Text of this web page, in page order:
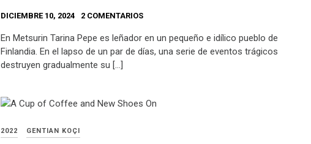
DICIEMBRE 10, 2024 2 COMENTARIOS
En Metsurin Tarina Pepe es leñador en un pequeño e idílico pueblo de
Finlandia. En el lapso de un par de días, una serie de eventos trágicos
destruyen gradualmente su […]
2022 GENTIAN KOÇI